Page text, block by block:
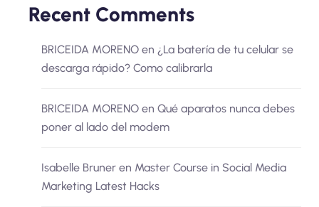
Recent Comments
BRICEIDA MORENO en ¿La batería de tu celular se
descarga rápido? Como calibrarla
BRICEIDA MORENO en Qué aparatos nunca debes
poner al lado del modem
Isabelle Bruner en Master Course in Social Media
Marketing Latest Hacks